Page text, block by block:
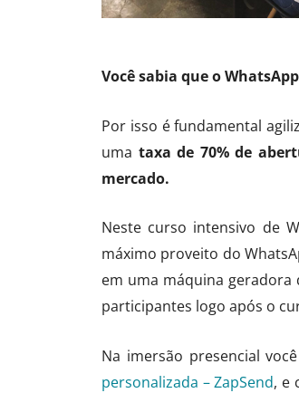
Você sabia que o
Por isso é fundamental
uma taxa de 70% de
mercado.
Neste curso intensivo de
máximo proveito do
em uma máquina
participantes logo após o
Na imersão presencial
personalizada – ZapSend, e